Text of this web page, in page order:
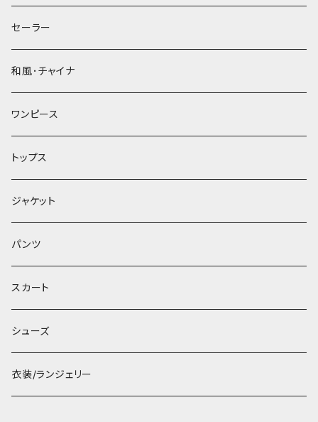
セーラー
和風･チャイナ
ワンピース
トップス
ジャケット
パンツ
スカート
シューズ
衣装/ランジェリー